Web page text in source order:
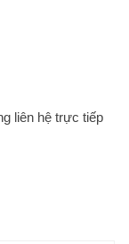
liên hệ trực tiếp